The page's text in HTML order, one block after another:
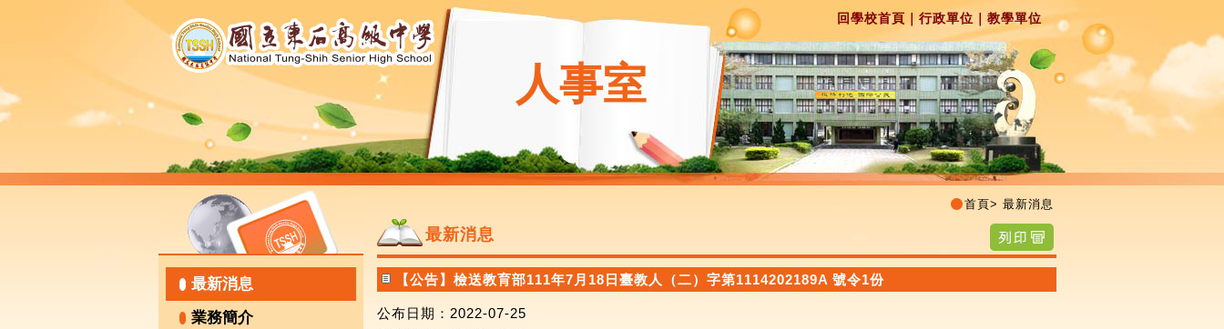
人事室
回學校首頁 ｜行政單位 教學單位
最新消息
業務簡介
首頁> 最新消息
最新消息
【公告】檢送教育部111年7月18日臺教人（二）字第1114202189A 號令1份
公布日期：2022-07-25